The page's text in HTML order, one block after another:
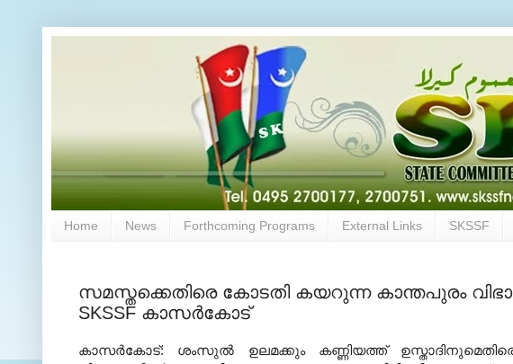
Home News Forthcoming Programs External Links SKSSF
സമസ്തക്കെതിരെ കോടതി കയറുന്ന കാന്തപുരം
SKSSF കാസര്‍കോട്
കാസര്‍കോട്: ശംസുല്‍ ഉലമക്കും കണ്ണിയത്ത്